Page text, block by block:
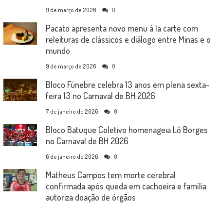
9 de março de 2026 0
Pacato apresenta novo menu à la carte com
releituras de clássicos e diálogo entre Minas e o
mundo
9 de março de 2026 0
Bloco Fúnebre celebra 13 anos em plena sexta-
feira 13 no Carnaval de BH 2026
7 de janeiro de 2026 0
Bloco Batuque Coletivo homenageia Lô Borges
no Carnaval de BH 2026
6 de janeiro de 2026 0
Matheus Campos tem morte cerebral
confirmada após queda em cachoeira e família
autoriza doação de órgãos